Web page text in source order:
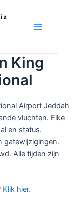
King
Airport Jeddah
vluchten. Elke
en status.
gatewijzigingen.
Alle tijden zijn
Klik hier.